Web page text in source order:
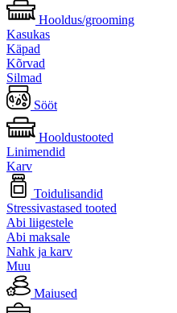
Hooldus/grooming
Kasukas
Käpad
Kõrvad
Silmad
Sööt
Hooldustooted
Linimendid
Karv
Toidulisandid
Stressivastased tooted
Abi liigestele
Abi maksale
Nahk ja karv
Muu
Maiused